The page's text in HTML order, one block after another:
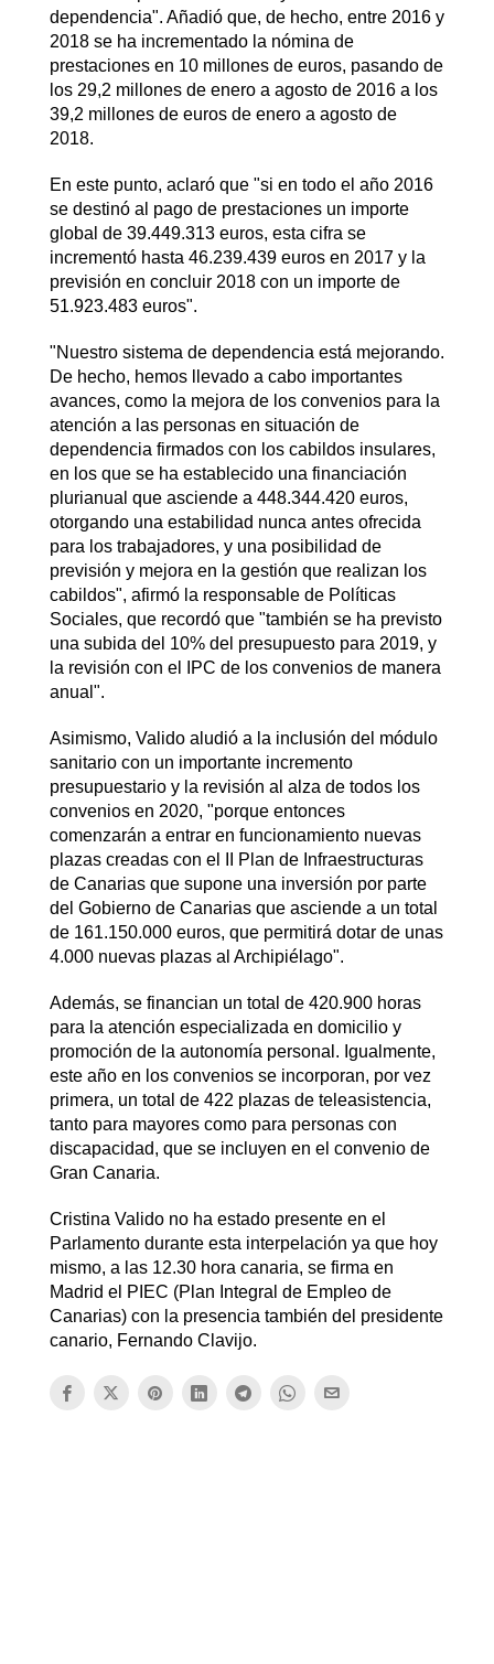
dependencia". Añadió que, de hecho, entre 2016 y
2018 se ha incrementado la nómina de
prestaciones en 10 millones de euros, pasando de
los 29,2 millones de enero a agosto de 2016 a los
39,2 millones de euros de enero a agosto de
2018.
En este punto, aclaró que "si en todo el año 2016
se destinó al pago de prestaciones un importe
global de 39.449.313 euros, esta cifra se
incrementó hasta 46.239.439 euros en 2017 y la
previsión en concluir 2018 con un importe de
51.923.483 euros".
"Nuestro sistema de dependencia está mejorando.
De hecho, hemos llevado a cabo importantes
avances, como la mejora de los convenios para la
atención a las personas en situación de
dependencia firmados con los cabildos insulares,
en los que se ha establecido una financiación
plurianual que asciende a 448.344.420 euros,
otorgando una estabilidad nunca antes ofrecida
para los trabajadores, y una posibilidad de
previsión y mejora en la gestión que realizan los
cabildos", afirmó la responsable de Políticas
Sociales, que recordó que "también se ha previsto
una subida del 10% del presupuesto para 2019, y
la revisión con el IPC de los convenios de manera
anual".
Asimismo, Valido aludió a la inclusión del módulo
sanitario con un importante incremento
presupuestario y la revisión al alza de todos los
convenios en 2020, "porque entonces
comenzarán a entrar en funcionamiento nuevas
plazas creadas con el II Plan de Infraestructuras
de Canarias que supone una inversión por parte
del Gobierno de Canarias que asciende a un total
de 161.150.000 euros, que permitirá dotar de unas
4.000 nuevas plazas al Archipiélago".
Además, se financian un total de 420.900 horas
para la atención especializada en domicilio y
promoción de la autonomía personal. Igualmente,
este año en los convenios se incorporan, por vez
primera, un total de 422 plazas de teleasistencia,
tanto para mayores como para personas con
discapacidad, que se incluyen en el convenio de
Gran Canaria.
Cristina Valido no ha estado presente en el
Parlamento durante esta interpelación ya que hoy
mismo, a las 12.30 hora canaria, se firma en
Madrid el PIEC (Plan Integral de Empleo de
Canarias) con la presencia también del presidente
canario, Fernando Clavijo.